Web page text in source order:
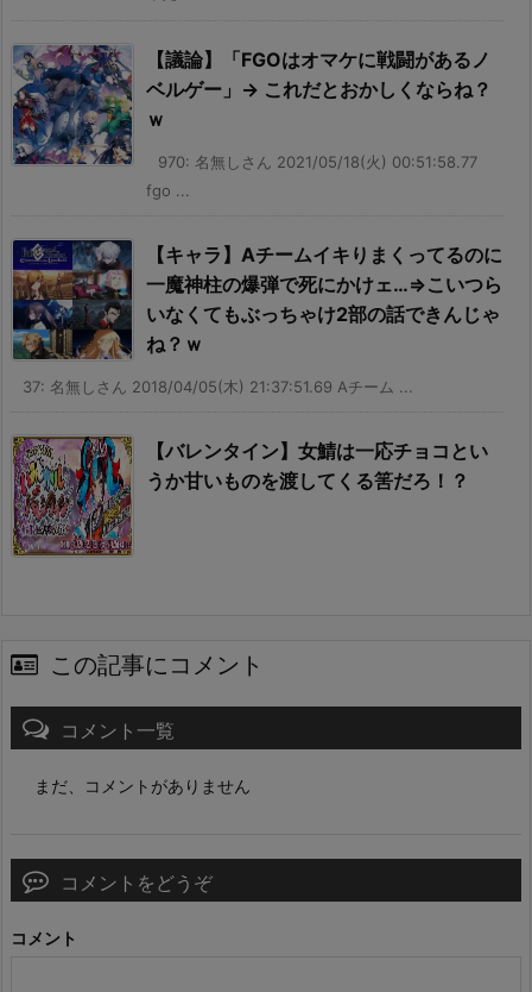
【議論】「FGOはオマケに戦闘があるノ
ベルゲー」→ これだとおかしくならね？
ｗ
970: 名無しさん 2021/05/18(火) 00:51:58.77
fgo ...
【キャラ】Aチームイキりまくってるのに
一魔神柱の爆弾で死にかけェ…⇒こいつら
いなくてもぶっちゃけ2部の話できんじゃ
ね？ｗ
37: 名無しさん 2018/04/05(木) 21:37:51.69 Aチーム ...
【バレンタイン】女鯖は一応チョコとい
うか甘いものを渡してくる筈だろ！？
この記事にコメント
コメント一覧
まだ、コメントがありません
コメントをどうぞ
コメント